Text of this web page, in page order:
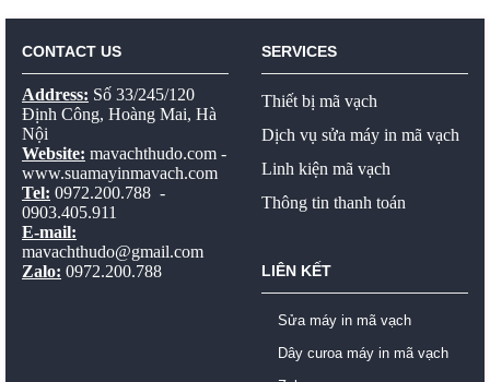
CONTACT US
Address: Số 33/245/120
Định Công, Hoàng Mai, Hà
Nội
Website: mavachthudo.com -
www.suamayinmavach.com
Tel: 0972.200.788 -
0903.405.911
E-mail:
mavachthudo@gmail.com
Zalo: 0972.200.788
SERVICES
Thiết bị mã vạch
Dịch vụ sửa máy in mã vạch
Linh kiện mã vạch
Thông tin thanh toán
LIÊN KẾT
Sửa máy in mã vạch
Dây curoa máy in mã vạch